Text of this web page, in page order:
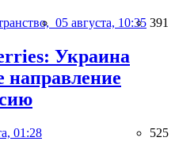
05 августа, 10:35 391
Украина
направление
01:28 525